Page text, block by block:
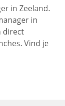
in Zeeland.
in
direct
Vind je